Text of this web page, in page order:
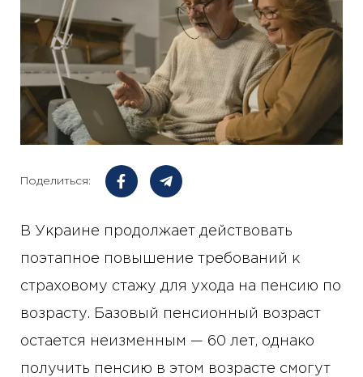
Поделиться:
В Украине продолжает действовать
поэтапное повышение требований к
страховому стажу для ухода на пенсию по
возрасту. Базовый пенсионный возраст
остается неизменным — 60 лет, однако
получить пенсию в этом возрасте смогут